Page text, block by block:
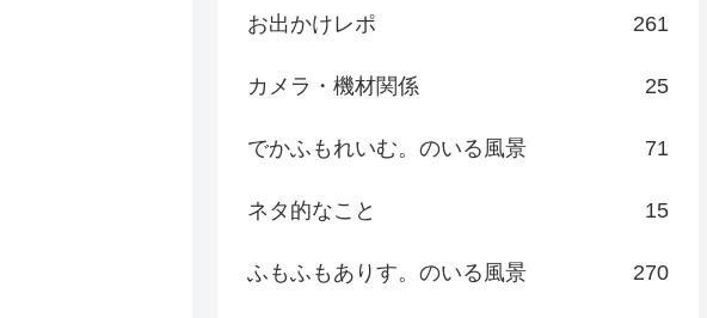
お出かけレポ 261
カメラ・機材関係 25
でかふもれいむ。のいる風景 71
ネタ的なこと 15
ふもふもありす。のいる風景 270